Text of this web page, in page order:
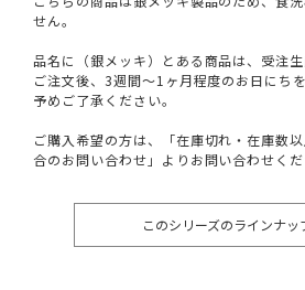
せん。
品名に（銀メッキ）とある商品は、受注生
ご注文後、3週間～1ヶ月程度のお日にち
予めご了承ください。
ご購入希望の方は、「在庫切れ・在庫数
合のお問い合わせ」よりお問い合わせくだ
このシリーズのラインナッ